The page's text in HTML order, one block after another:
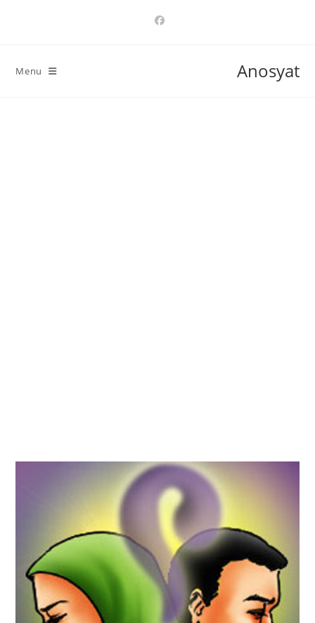
Anosyat
Menu